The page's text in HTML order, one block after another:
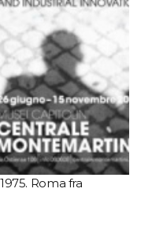
Roma fra